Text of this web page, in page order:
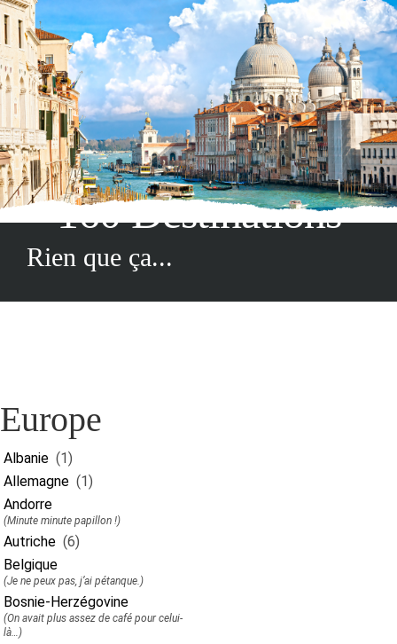
160 Destinations
Rien que ça...
Europe
Albanie (1)
Allemagne (1)
Andorre
(Minute minute papillon !)
Autriche (6)
Belgique
(Je ne peux pas, j’ai pétanque.)
Bosnie-Herzégovine
(On avait plus assez de café pour celui-
là…)